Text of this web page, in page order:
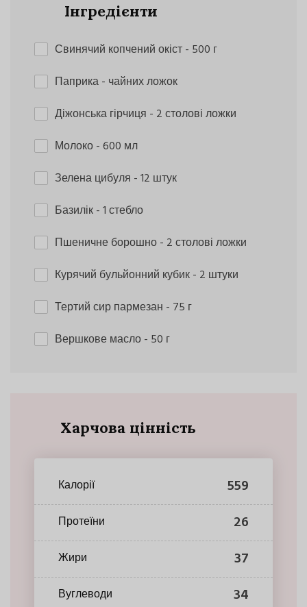
Інгредієнти
Свинячий копчений окіст- 500 г
Паприка- чайних ложок
Діжонська гірчиця - 2 столові ложки
Молоко- 600 мл
Зелена цибуля - 12 штук
Базилік- 1 стебло
Пшеничне борошно- 2 столові ложки
Курячий бульйонний кубик- 2 штуки
Тертий сир пармезан - 75 г
Вершкове масло- 50 г
Харчова цінність
Калорії 559
Протеїни 26
Жири 37
Вуглеводи 34